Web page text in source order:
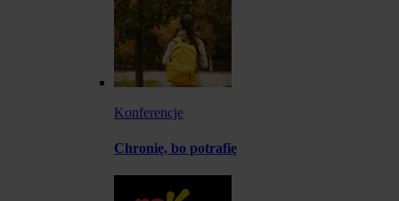
Konferencje
Chronię, bo potrafię